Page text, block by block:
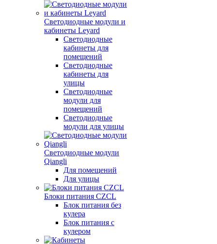
Светодиодные модули и
кабинеты Leyard
Светодиодные
кабинеты для
помещений
Светодиодные
кабинеты для
улицы
Светодиодные
модули для
помещений
Светодиодные
модули для улицы
Светодиодные модули
Qiangli
Для помещений
Для улицы
Блоки питания CZCL
Блок питания без
кулера
Блок питания с
кулером